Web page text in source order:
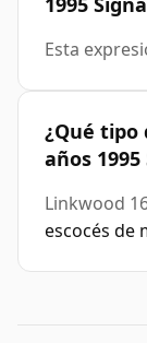
Esta
¿Qué tipo
años
Linkwood
escocés de